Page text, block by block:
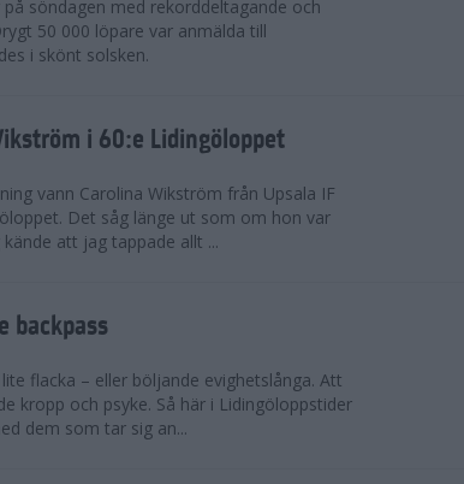
söndagen med rekorddeltagande och
50 000 löpare var anmälda till
i skönt solsken.
i 60:e Lidingöloppet
vann Carolina Wikström från Upsala IF
Det såg länge ut som om hon var
att jag tappade allt ...
backpass
flacka – eller böljande evighetslånga. Att
kropp och psyke. Så här i Lidingöloppstider
dem som tar sig an...